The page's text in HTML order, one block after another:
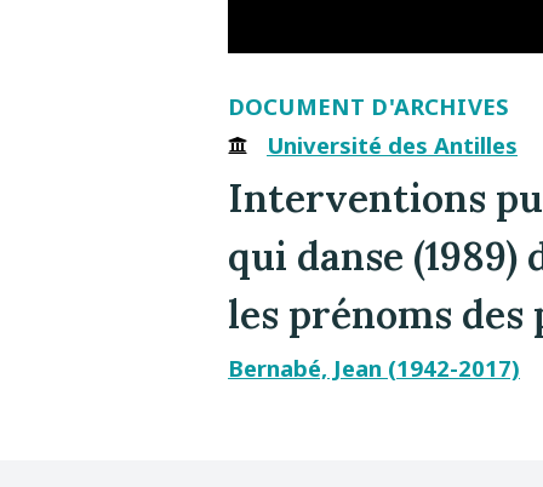
DOCUMENT D'ARCHIVES
Université des Antilles
Interventions
qui danse
les prénoms
Bernabé, Jean (1942-2017)